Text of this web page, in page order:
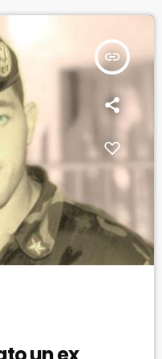
insert_link